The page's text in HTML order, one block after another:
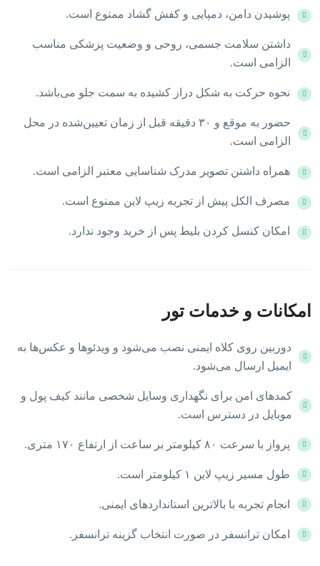
پوشیدن دامن، دمپایی و کفش گشاد ممنوع است.
داشتن سلامت جسمی، روحی و وضعیت پزشکی مناسب
الزامی است.
نحوه حرکت به شکل دراز کشیده به سمت جلو می‌باشد.
حضور به موقع و ۳۰ دقیقه قبل از زمان تعیین‌شده در محل
الزامی است.
همراه داشتن تصویر مدرک شناسایی معتبر الزامی است.
مصرف الکل پیش از تجربه زیپ لاین ممنوع است.
امکان کنسل کردن بلیط پس از خرید وجود ندارد.
امکانات و خدمات تور
دوربین روی کلاه ایمنی نصب می‌شود و ویدئوها و عکس‌ها به
ایمیل ارسال می‌شود.
کمدهای امن برای نگهداری وسایل شخصی مانند کیف پول و
موبایل در دسترس است.
پرواز با سرعت ۸۰ کیلومتر بر ساعت از ارتفاع ۱۷۰ متری.
طول مسیر زیپ لاین ۱ کیلومتر است.
انجام تجربه با بالاترین استانداردهای ایمنی.
امکان ترانسفر در صورت انتخاب گزینه ترانسفر.